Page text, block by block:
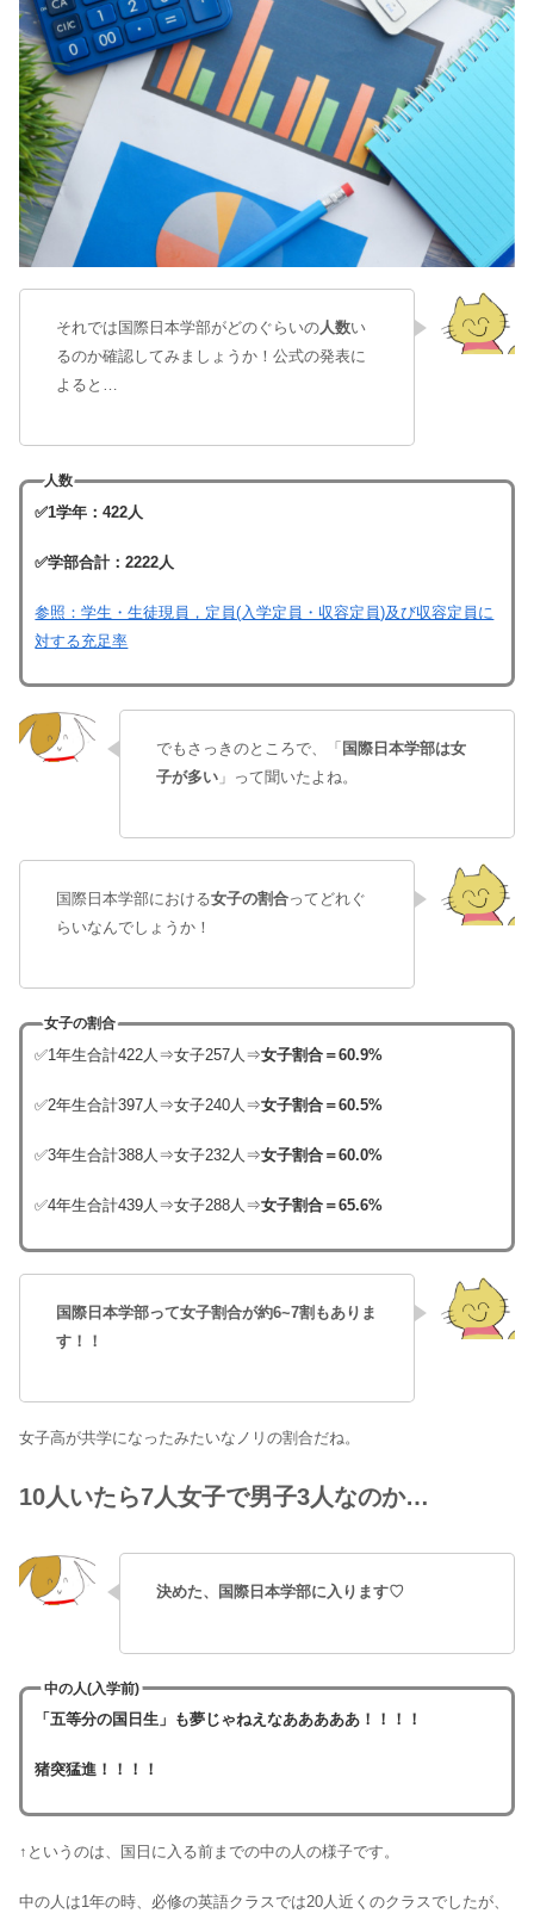
それでは国際日本学部がどのぐらいの人数い
るのか確認してみましょうか！公式の発表に
よると…
人数
✅1学年：422人
✅学部合計：2222人
参照：学生・生徒現員，定員(入学定員・収容定員)及び収容定員に
対する充足率
でもさっきのところで、「国際日本学部は女
子が多い 」って聞いたよね。
国際日本学部における女子の割合ってどれぐ
らいなんでしょうか！
女子の割合
✅1年生合計422人⇒女子257人⇒女子割合＝60.9%
✅2年生合計397人⇒女子240人⇒女子割合＝60.5%
✅3年生合計388人⇒女子232人⇒女子割合＝60.0%
✅4年生合計439人⇒女子288人⇒女子割合＝65.6%
国際日本学部って女子割合が約6~7割もありま
す！！
女子高が共学になったみたいなノリの割合だね。
10人いたら7人女子で男子3人なのか…
決めた、国際日本学部に入ります♡
中の人(入学前)
「五等分の国日生」も夢じゃねえなあああああ！！！！
猪突猛進！！！！
↑というのは、国日に入る前までの中の人の様子です。
中の人は1年の時、必修の英語クラスでは20人近くのクラスでしたが、